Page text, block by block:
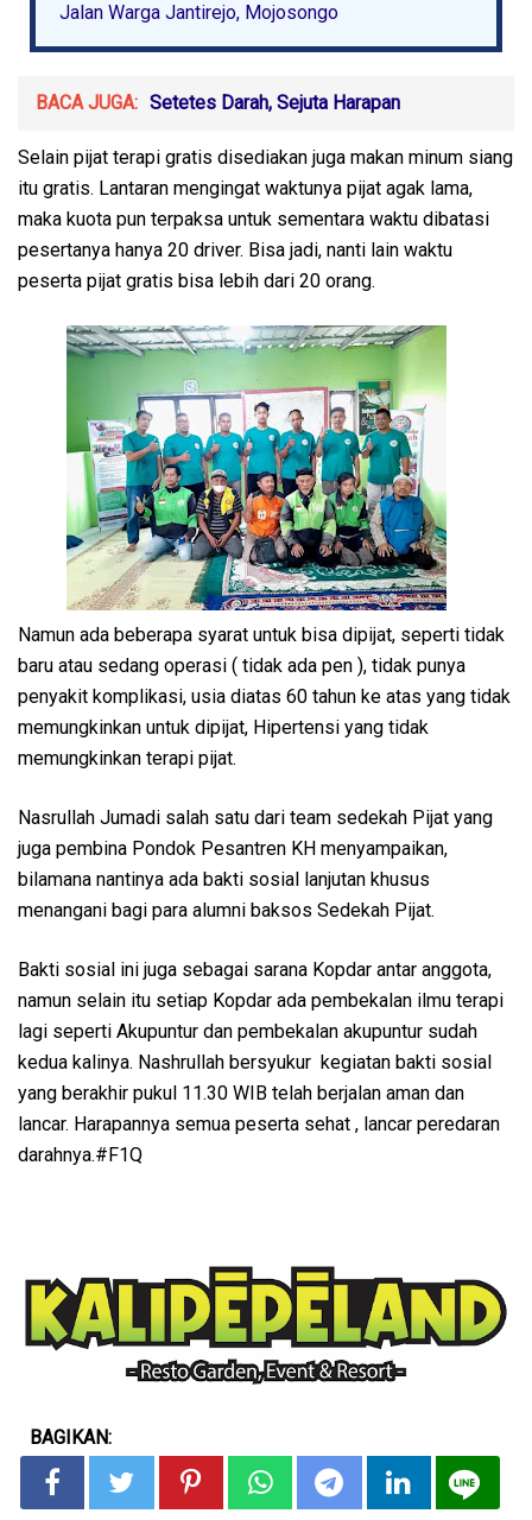
Jalan Warga Jantirejo, Mojosongo
BACA JUGA: Setetes Darah, Sejuta Harapan
Selain pijat terapi gratis disediakan juga makan minum siang
itu gratis. Lantaran mengingat waktunya pijat agak lama,
maka kuota pun terpaksa untuk sementara waktu dibatasi
pesertanya hanya 20 driver. Bisa jadi, nanti lain waktu
peserta pijat gratis bisa lebih dari 20 orang.
Namun ada beberapa syarat untuk bisa dipijat, seperti tidak
baru atau sedang operasi ( tidak ada pen ), tidak punya
penyakit komplikasi, usia diatas 60 tahun ke atas yang tidak
memungkinkan untuk dipijat, Hipertensi yang tidak
memungkinkan terapi pijat.
Nasrullah Jumadi salah satu dari team sedekah Pijat yang
juga pembina Pondok Pesantren KH menyampaikan,
bilamana nantinya ada bakti sosial lanjutan khusus
menangani bagi para alumni baksos Sedekah Pijat.
Bakti sosial ini juga sebagai sarana Kopdar antar anggota,
namun selain itu setiap Kopdar ada pembekalan ilmu terapi
lagi seperti Akupuntur dan pembekalan akupuntur sudah
kedua kalinya. Nashrullah bersyukur kegiatan bakti sosial
yang berakhir pukul 11.30 WIB telah berjalan aman dan
lancar. Harapannya semua peserta sehat , lancar peredaran
darahnya.#F1Q
BAGIKAN: